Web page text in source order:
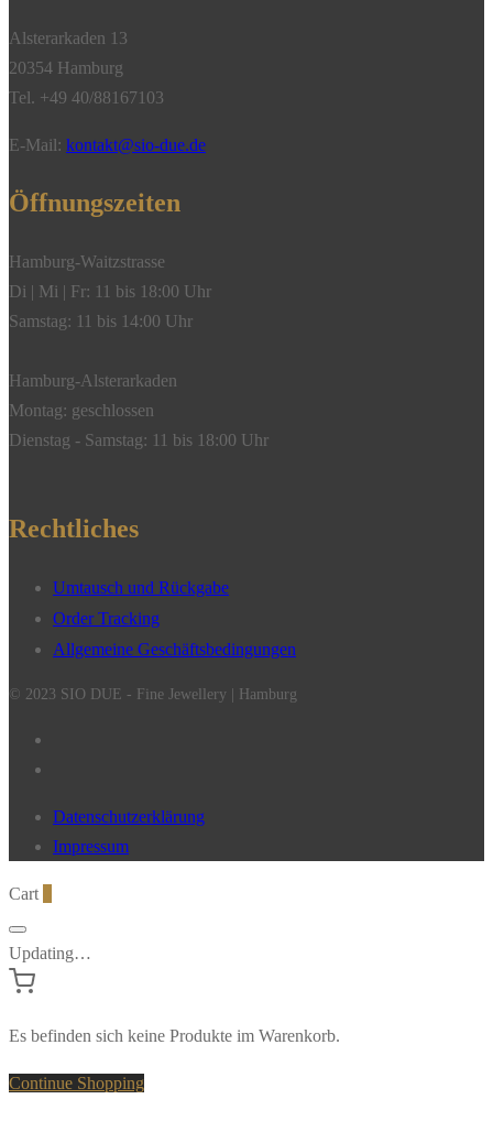
ct.,
750/-
Weißgold
unrhodiniert"
Alsterarkaden 13
20354 Hamburg
Tel. +49 40/88167103
E-Mail: kontakt@sio-due.de
Öffnungszeiten
Hamburg-Waitzstrasse
Di | Mi | Fr: 11 bis 18:00 Uhr
Samstag: 11 bis 14:00 Uhr
Hamburg-Alsterarkaden
Montag: geschlossen
Dienstag - Samstag: 11 bis 18:00 Uhr
Rechtliches
Umtausch und Rückgabe
Order Tracking
Allgemeine Geschäftsbedingungen
© 2023 SIO DUE - Fine Jewellery | Hamburg
Datenschutzerklärung
Impressum
Cart
Updating…
Es befinden sich keine Produkte im Warenkorb.
Continue Shopping